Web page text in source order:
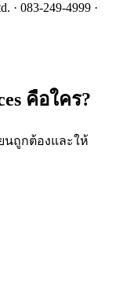
· 083-249-4999 ·
คือใคร?
นถูกต้องและให้